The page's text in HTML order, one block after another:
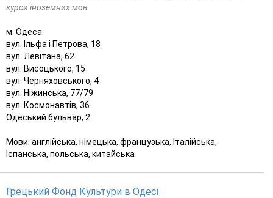
курси іноземних мов
м. Одеса:
вул. Ільфа і Петрова, 18
вул. Левітана, 62
вул. Висоцького, 15
вул. Черняховського, 4
вул. Ніжинська, 77/79
вул. Космонавтів, 36
Одеський бульвар, 2
Мови: англійська, німецька, французька, Італійська,
Іспанська, польська, китайська
Грецький Фонд Культури в Одесі